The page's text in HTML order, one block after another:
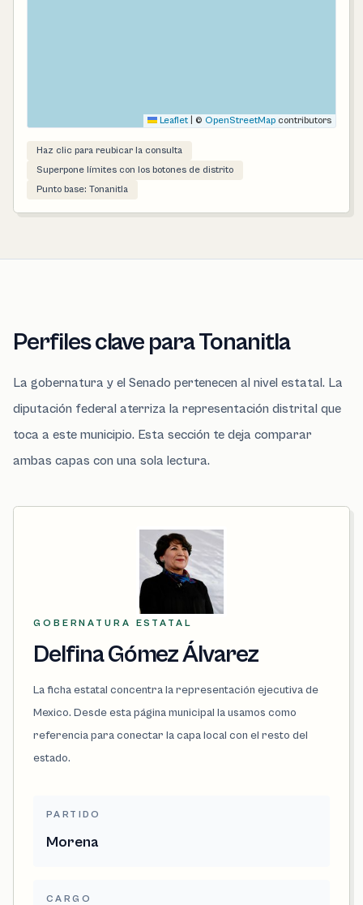
Leaflet © OpenStreetMap contributors
Haz clic para reubicar la consulta
Superpone límites con los botones de distrito
Punto base: Tonanitla
Perfiles clave para Tonanitla
La gobernatura y el Senado pertenecen al nivel estatal. La
diputación federal aterriza la representación distrital que
toca a este municipio. Esta sección te deja comparar
ambas capas con una sola lectura.
GOBERNATURA ESTATAL
Delfina Gómez Álvarez
La ficha estatal concentra la representación ejecutiva de
Mexico. Desde esta página municipal la usamos como
referencia para conectar la capa local con el resto del
estado.
PARTIDO
Morena
CARGO